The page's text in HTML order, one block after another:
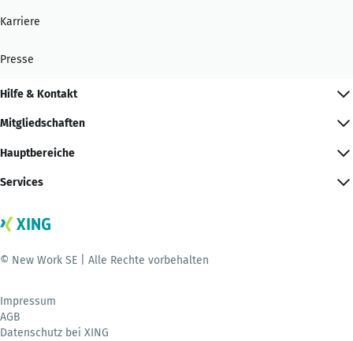
Karriere
Presse
Hilfe & Kontakt
Mitgliedschaften
Hauptbereiche
Services
© New Work SE | Alle Rechte vorbehalten
Impressum
AGB
Datenschutz bei XING